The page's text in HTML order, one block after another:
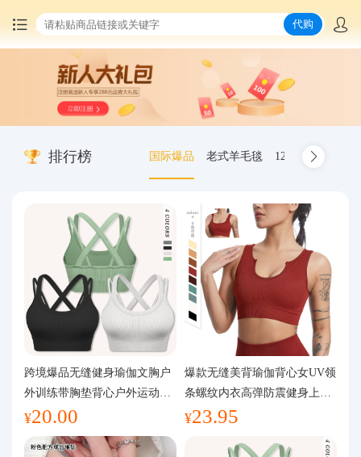
中国商品代购
集运服务
最新公告
物流资讯
代购问答
关于我们
代购
排行榜 国际爆品 老式羊毛毯 12.00-20 truck
跨境爆品无缝健身瑜伽文胸户
外训练带胸垫背心户外运动瑜
伽服女
¥20.00
爆款无缝美背瑜伽背心女UV领
条螺纹内衣高弹防震健身上装
运动文胸
¥23.95